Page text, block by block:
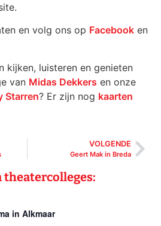
en volg ons op Facebook en
kijken, luisteren en genieten
van Midas Dekkers en onze
Starren? Er zijn nog kaarten
VOLGENDE
Geert Mak in Breda
theatercolleges:
in Alkmaar